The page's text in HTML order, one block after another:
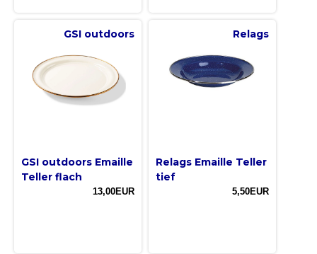
GSI outdoors
GSI outdoors Emaille
Teller flach
13,00EUR
Relags
Relags Emaille Teller
tief
5,50EUR